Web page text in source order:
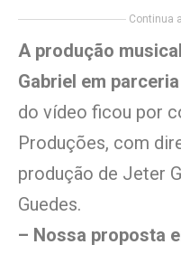
Continua
A produção
Gabriel em
do vídeo ficou por
Produções, com
produção de Jeter
Guedes.
– Nossa proposta